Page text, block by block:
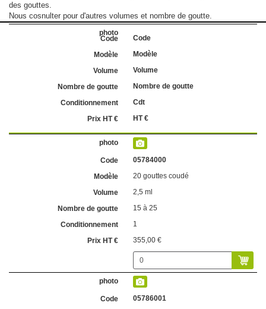
des gouttes.
Nous cosnulter pour d'autres volumes et nombre de goutte.
Code
Modèle
Volume
Nombre de goutte
Cdt
HT €
05784000
20 gouttes coudé
2,5 ml
15 à 25
1
355,00 €
05786001